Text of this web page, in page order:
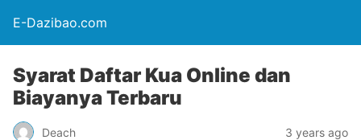
E-Dazibao.com
Syarat Daftar Kua Online dan
Biayanya Terbaru
Deach 3 years ago